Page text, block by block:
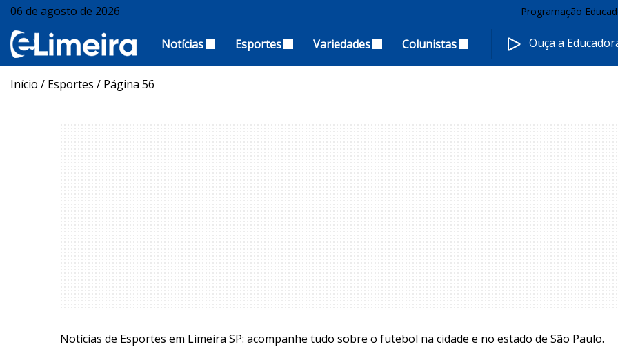
06 de agosto de 2026 Programação
Notícias Esportes Variedades Colunistas Ouça a
Início / Esportes / Página 56
Notícias de Esportes em Limeira SP: acompanhe tudo sobre o futebol na cidade e no estado de São Paulo.